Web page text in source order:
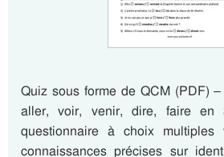
Quiz sous forme de QCM (PDF)
aller, voir, venir, dire, faire en
questionnaire à choix
connaissances précises sur